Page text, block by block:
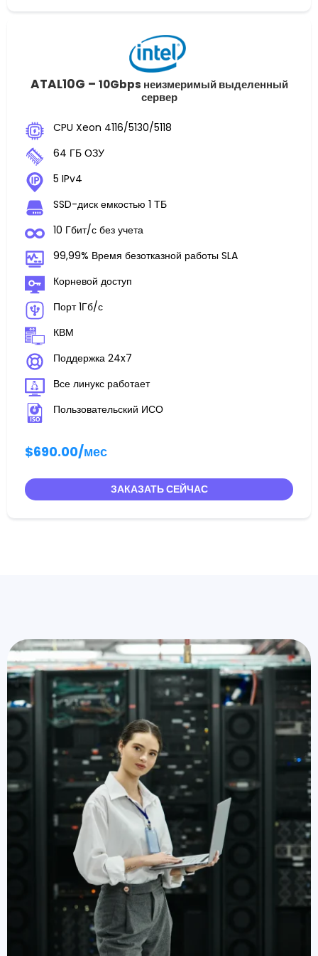
ATAL10G – 10Gbps неизмеримый выделенный
сервер
CPU Xeon 4116/5130/5118
64 ГБ ОЗУ
5 IPv4
SSD-диск емкостью 1 ТБ
10 Гбит/с без учета
99,99% Время безотказной работы SLA
Корневой доступ
Порт 1Гб/с
КВМ
Поддержка 24x7
Все линукс работает
Пользовательский ИСО
$690.00/мес
ЗАКАЗАТЬ СЕЙЧАС